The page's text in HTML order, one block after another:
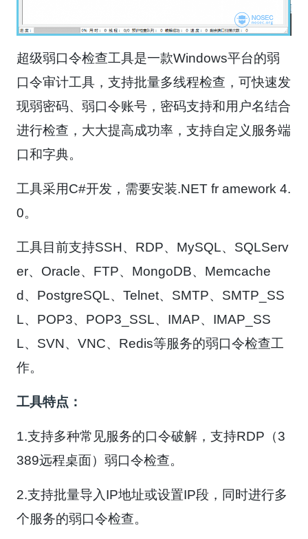
超级弱口令检查工具是一款Windows平台的弱
口令审计工具，支持批量多线程检查，可快速发
现弱密码、弱口令账号，密码支持和用户名结合
进行检查，大大提高成功率，支持自定义服务端
口和字典。
工具采用C#开发，需要安装.NET fr amework 4.
0。
工具目前支持SSH、RDP、MySQL、SQLServ
er、Oracle、FTP、MongoDB、Memcache
d、PostgreSQL、Telnet、SMTP、SMTP_SS
L、POP3、POP3_SSL、IMAP、IMAP_SS
L、SVN、VNC、Redis等服务的弱口令检查工
作。
工具特点：
1.支持多种常见服务的口令破解，支持RDP（3
389远程桌面）弱口令检查。
2.支持批量导入IP地址或设置IP段，同时进行多
个服务的弱口令检查。